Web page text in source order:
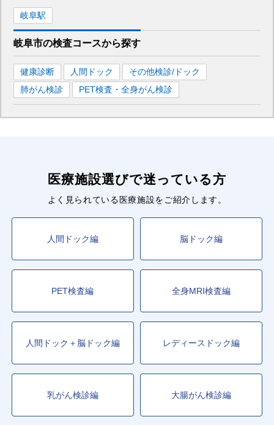
岐阜駅
岐阜市の検査コースから探す
健康診断 人間ドック
その他検診/ドック
肺がん検診
PET検査・全身がん検診
医療施設選びで迷っている方
よく見られている医療施設をご紹介します。
人間ドック編 脳ドック編
PET検査編 全身MRI検査編
人間ドック＋脳ドック編 レディースドック編
乳がん検診編 大腸がん検診編